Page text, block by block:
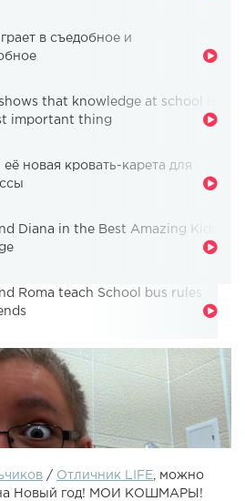
в съедобное и
that knowledge at school is
important thing
её новая кровать-карета для
Diana in the Best Amazing Kids
Roma teach School bus rules
/ Отличник LIFE , можно
Новый год! МОИ КОШМАРЫ!